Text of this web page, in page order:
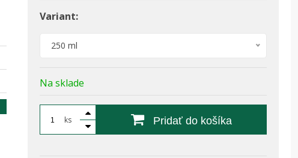
Variant:
250 ml
Na sklade
ks Pridať do košíka